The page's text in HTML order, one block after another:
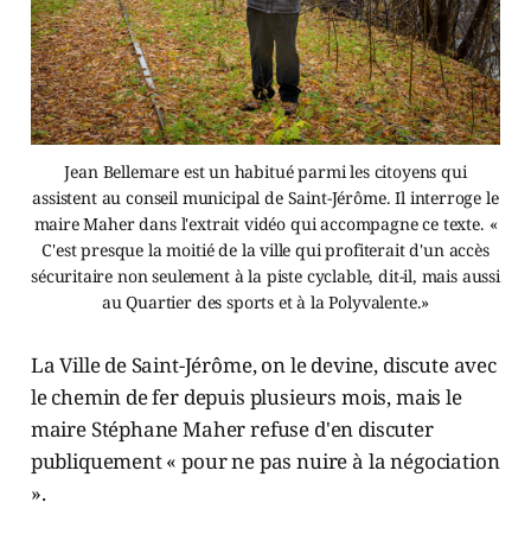
Jean Bellemare est un habitué parmi les citoyens qui
assistent au conseil municipal de Saint-Jérôme. Il interroge le
maire Maher dans l'extrait vidéo qui accompagne ce texte. «
C'est presque la moitié de la ville qui profiterait d'un accès
sécuritaire non seulement à la piste cyclable, dit-il, mais aussi
au Quartier des sports et à la Polyvalente.»
La Ville de Saint-Jérôme, on le devine, discute avec
le chemin de fer depuis plusieurs mois, mais le
maire Stéphane Maher refuse d'en discuter
publiquement « pour ne pas nuire à la négociation
».